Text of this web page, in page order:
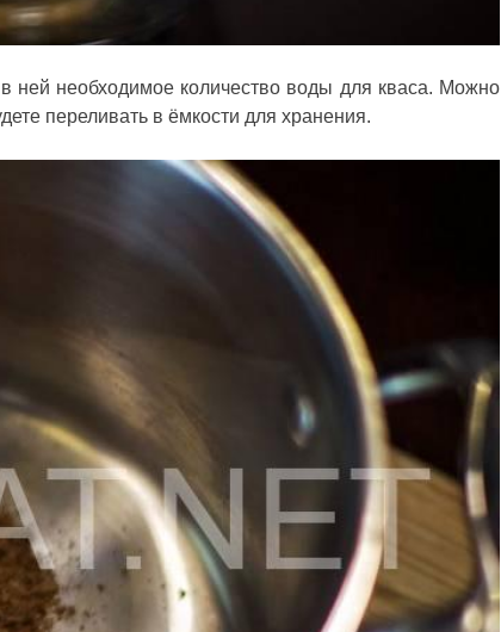
ней необходимое количество воды для кваса. Можно
переливать в ёмкости для хранения.